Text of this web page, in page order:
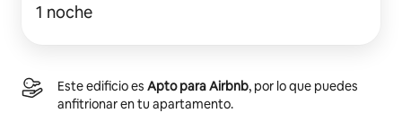
1 noche
Este edificio es Apto para Airbnb, por lo que puedes
anfitrionar en tu apartamento.